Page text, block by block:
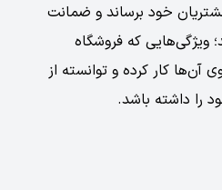
خود برساند و ضمانت
ویژگی‌هایی که فروشگاه
آن‌ها کار کرده و توانسته از
را داشته باشد.